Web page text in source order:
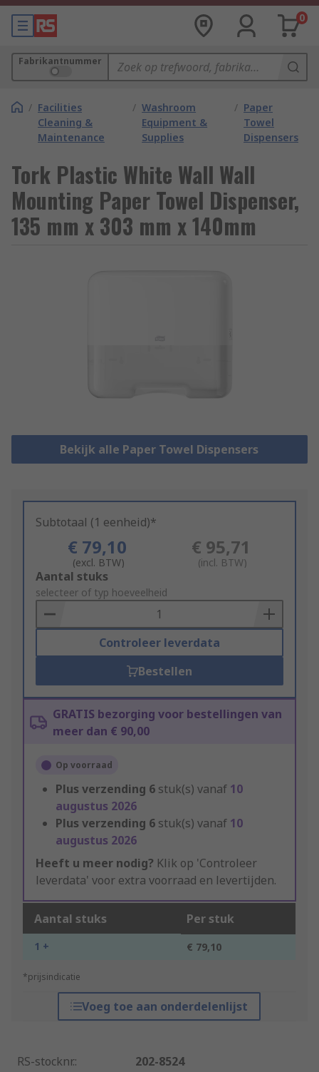
0
Fabrikantnummer
/ Facilities
Cleaning &
Maintenance
/ Washroom
Equipment &
Supplies
/ Paper
Towel
Dispensers
Tork Plastic White Wall Wall
Mounting Paper Towel Dispenser,
135 mm x 303 mm x 140mm
Bekijk alle Paper Towel Dispensers
Subtotaal (1 eenheid)*
€ 79,10
(excl. BTW)
€ 95,71
(incl. BTW)
Add
to
Basket
Aantal stuks
selecteer of typ hoeveelheid
Controleer leverdata
Bestellen
GRATIS bezorging voor bestellingen van
meer dan € 90,00
Op voorraad
Plus verzending 6 stuk(s) vanaf 10
augustus 2026
Plus verzending 6 stuk(s) vanaf 10
augustus 2026
Heeft u meer nodig? Klik op 'Controleer
leverdata' voor extra voorraad en levertijden.
Aantal stuks Per stuk
1 + € 79,10
*prijsindicatie
Voeg toe aan onderdelenlijst
RS-stocknr.:
202-8524